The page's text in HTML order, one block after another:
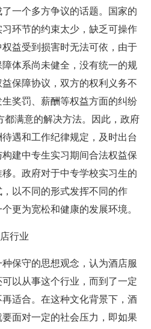
一个多方争议的话题。国家的
环节的约束太少，缺乏可操作
益受到损害时无法可依，由于
体系尚未健全，没有统一的规
保障协议，双方的权利义务不
奖罚、薪酬等权益方面的纠纷
都满意的解决方法。因此，政府
遇和工作纪律规定，及时出台
建中专生实习期间合法权益保
。政府对于中专学校实习生的
以不同的形式发挥不同的作
更为宽松和健康的发展环境。
行业
保守的思想观念，认为酒店服
以从事这个行业，而到了一定
适合。在这种文化背景下，酒
面对一定的社会压力，即如果